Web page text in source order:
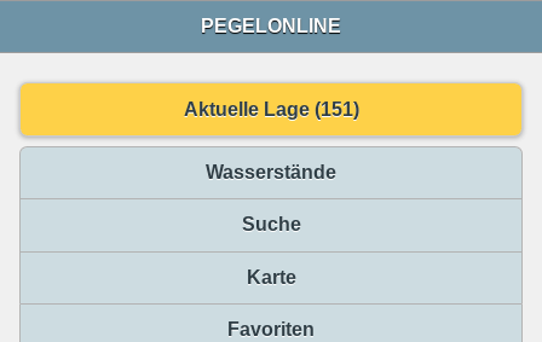
PEGELONLINE
Aktuelle Lage (151)
Wasserstände
Suche
Karte
Favoriten